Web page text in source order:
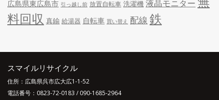
広島県東広島市 引っ越し前 放置自転車 洗濯機 液晶モニター
料回収 真鍮 給湯器 自転車 買い替え 配線 鉄
スマイルリサイクル
住所：広島県呉市広大広1-1-52
電話番号： 0823-72-0183 / 090-1685-2964